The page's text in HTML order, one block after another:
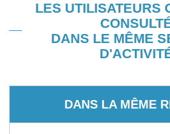
LES UTILISATEURS
DANS LE MÊME
DANS LA MÊME